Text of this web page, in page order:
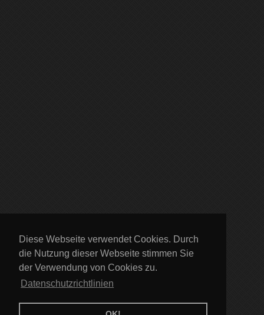
Diese Webseite verwendet Cookies. Durch
die Nutzung dieser Webseite stimmen Sie
der Verwendung von Cookies zu.
Datenschutzrichtlinien